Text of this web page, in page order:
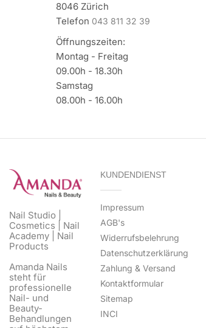
8046 Zürich
Telefon 043 811 32 39
Öffnungszeiten:
Montag - Freitag
09.00h - 18.30h
Samstag
08.00h - 16.00h
Nail Studio |
Cosmetics | Nail
Academy | Nail
Products
Amanda Nails
steht für
professionelle
Nail- und
Beauty-
Behandlungen
KUNDENDIENST
Impressum
AGB's
Widerrufsbelehrung
Datenschutzerklärung
Zahlung & Versand
Kontaktformular
Sitemap
INCI